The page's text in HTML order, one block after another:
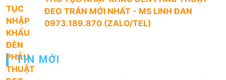
ớ
n
g
b
à
ĐEO TRÁN MỚI NHẤT - MS LINH ĐAN
0973.189.870 (ZALO/TEL)
TIN MỚI